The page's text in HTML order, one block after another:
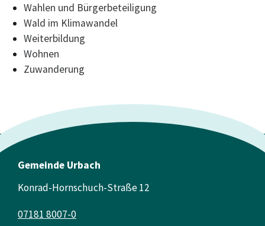
Wahlen und Bürgerbeteiligung
Wald im Klimawandel
Weiterbildung
Wohnen
Zuwanderung
Gemeinde Urbach
Konrad-Hornschuch-Straße 12
07181 8007-0